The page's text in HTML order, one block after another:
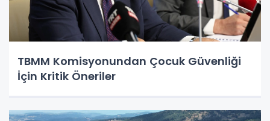
TBMM Komisyonundan Çocuk Güvenliği
İçin Kritik Öneriler